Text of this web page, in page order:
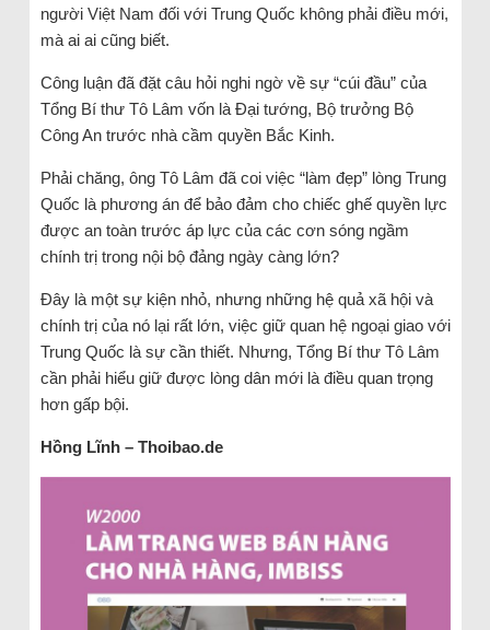
người Việt Nam đối với Trung Quốc không phải điều mới,
mà ai ai cũng biết.
Công luận đã đặt câu hỏi nghi ngờ về sự “cúi đầu” của
Tổng Bí thư Tô Lâm vốn là Đại tướng, Bộ trưởng Bộ
Công An trước nhà cầm quyền Bắc Kinh.
Phải chăng, ông Tô Lâm đã coi việc “làm đẹp” lòng Trung
Quốc là phương án để bảo đảm cho chiếc ghế quyền lực
được an toàn trước áp lực của các cơn sóng ngầm
chính trị trong nội bộ đảng ngày càng lớn?
Đây là một sự kiện nhỏ, nhưng những hệ quả xã hội và
chính trị của nó lại rất lớn, việc giữ quan hệ ngoại giao với
Trung Quốc là sự cần thiết. Nhưng, Tổng Bí thư Tô Lâm
cần phải hiểu giữ được lòng dân mới là điều quan trọng
hơn gấp bội.
Hồng Lĩnh – Thoibao.de